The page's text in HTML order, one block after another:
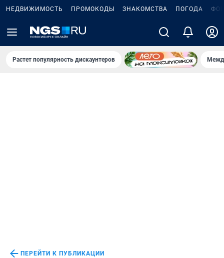
НЕДВИЖИМОСТЬ ПРОМОКОДЫ ЗНАКОМСТВА ПОГОДА
Растет популярность дискаунтеров
ПЕРЕЙТИ К ПУБЛИКАЦИИ